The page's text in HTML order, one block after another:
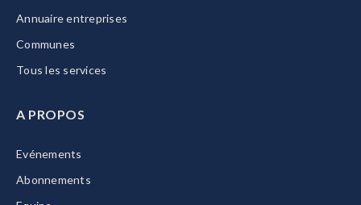
Annuaire entreprises
Communes
Tous les services
A PROPOS
Evénements
Abonnements